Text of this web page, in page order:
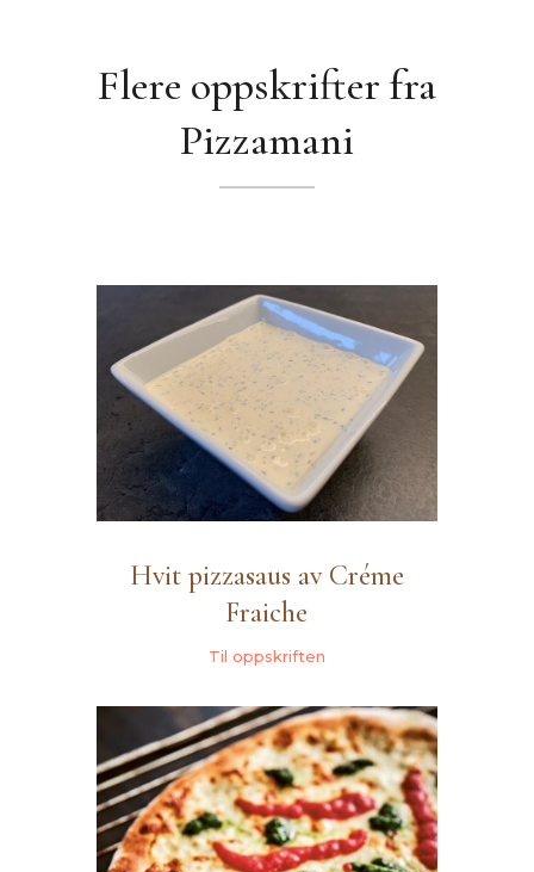
Flere oppskrifter fra
Pizzamani
Hvit pizzasaus av Créme
Fraiche
Til oppskriften